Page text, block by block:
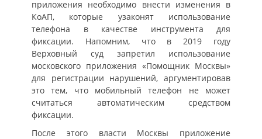
приложения необходимо внести изменения в
КоАП, которые узаконят использование
телефона в качестве инструмента для
фиксации. Напомним, что в 2019 году
Верховный суд запретил использование
московского приложения «Помощник Москвы»
для регистрации нарушений, аргументировав
это тем, что мобильный телефон не может
считаться автоматическим средством
фиксации.
После этого власти Москвы приложение